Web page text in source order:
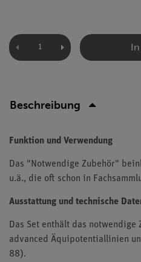
Beschreibung
Funktion und Verwendung
Das "Notwendige Zubehör"
u.ä., die oft schon in
Ausstattung und technische
Das Set enthält das notwendige
advanced Äquipotentiallinien
88).